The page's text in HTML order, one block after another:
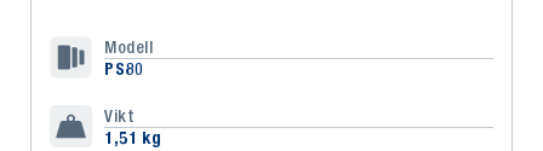
Modell
PS80
Vikt
1,51 kg